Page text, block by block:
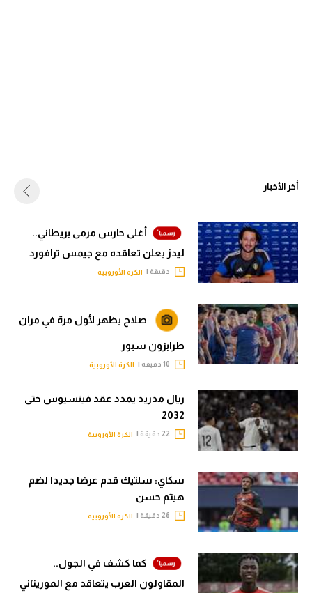
أخر الأخبار
أغلى حارس مرمى بريطاني..
ليدز يعلن تعاقده مع جيمس ترافورد
دقيقة | الكرة الأوروبية
صلاح يظهر لأول مرة في مران
طرابزون سبور
الكرة الأوروبية
ريال مدريد يمدد عقد فينسيوس حتى
2032
الكرة الأوروبية
سكاي: سلتيك قدم عرضا جديدا لضم
هيثم حسن
الكرة الأوروبية
كما كشف في الجول..
المقاولون العرب يتعاقد مع الموريتاني